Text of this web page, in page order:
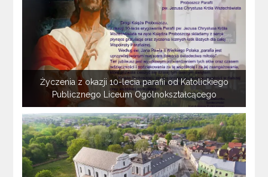
Życzenia z okazji 10-lecia parafii od Katolickiego
Publicznego Liceum Ogólnokształcącego